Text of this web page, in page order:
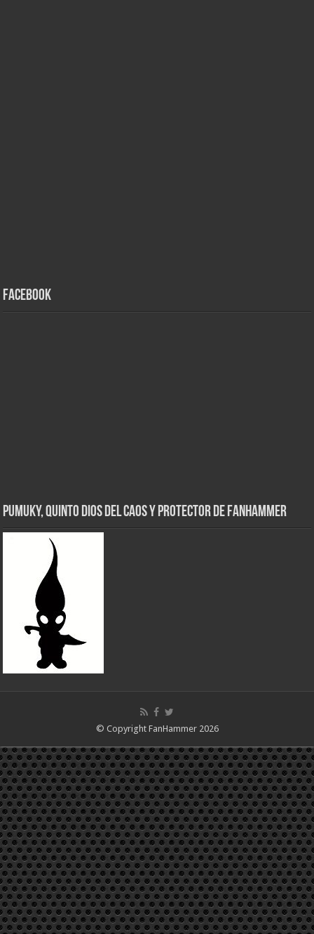
Facebook
Pumuky, Quinto Dios del Caos y Protector de FanHammer
© Copyright FanHammer 2026